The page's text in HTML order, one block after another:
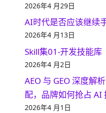
2026年4 月29日
AI时代是否应该继续
2026年4 月13日
Skill集01-开发技能库
2026年4 月2日
AEO 与 GEO 深度解
配，品牌如何抢占 AI
2026年4 月1日